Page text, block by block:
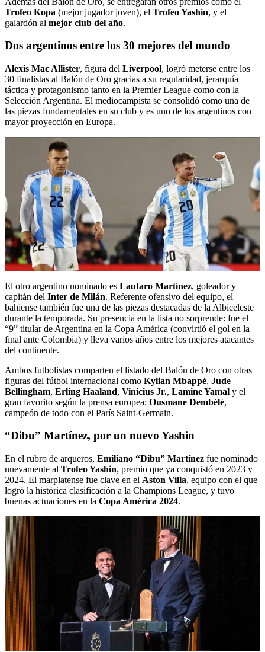
Trofeo Kopa (mejor jugador joven), el Trofeo Yashin, y el
galardón al mejor club del año.
Dos argentinos entre los 30 mejores del mundo
Alexis Mac Allister, figura del Liverpool, logró meterse entre los
30 finalistas al Balón de Oro gracias a su regularidad, jerarquía
táctica y protagonismo tanto en la Premier League como con la
Selección Argentina. El mediocampista se consolidó como una de
las piezas fundamentales en su club y es uno de los argentinos con
mayor proyección en Europa.
El otro argentino nominado es Lautaro Martínez, goleador y
capitán del Inter de Milán. Referente ofensivo del equipo, el
bahiense también fue una de las piezas destacadas de la Albiceleste
durante la temporada. Su presencia en la lista no sorprende: fue el
“9” titular de Argentina en la Copa América (convirtió el gol en la
final ante Colombia) y lleva varios años entre los mejores atacantes
del continente.
Ambos futbolistas comparten el listado del Balón de Oro con otras
figuras del fútbol internacional como Kylian Mbappé, Jude
Bellingham, Erling Haaland, Vinicius Jr., Lamine Yamal y el
gran favorito según la prensa europea: Ousmane Dembélé,
campeón de todo con el París Saint-Germain.
“Dibu” Martínez, por un nuevo Yashin
En el rubro de arqueros, Emiliano “Dibu” Martínez fue nominado
nuevamente al Trofeo Yashin, premio que ya conquistó en 2023 y
2024. El marplatense fue clave en el Aston Villa, equipo con el que
logró la histórica clasificación a la Champions League, y tuvo
buenas actuaciones en la Copa América 2024.